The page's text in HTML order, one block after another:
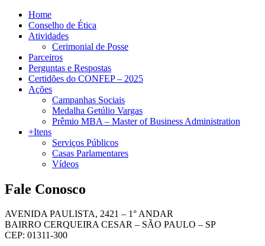
Home
Conselho de Ética
Atividades
Cerimonial de Posse
Parceiros
Perguntas e Respostas
Certidões do CONFEP – 2025
Ações
Campanhas Sociais
Medalha Getúlio Vargas
Prêmio MBA – Master of Business Administration
+Itens
Serviços Públicos
Casas Parlamentares
Vídeos
Fale Conosco
AVENIDA PAULISTA, 2421 – 1° ANDAR
BAIRRO CERQUEIRA CESAR – SÃO PAULO – SP
CEP: 01311-300